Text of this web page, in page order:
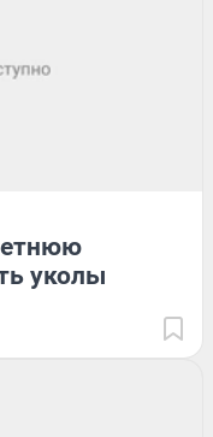
уколы